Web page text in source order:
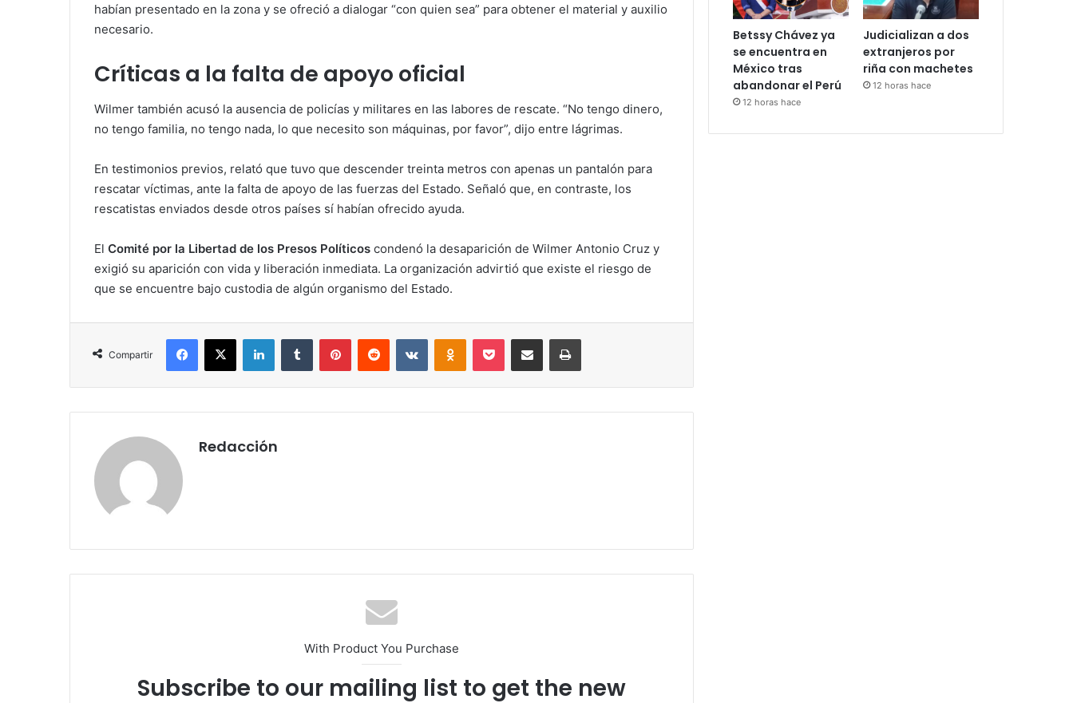
habían presentado en la zona y se ofreció a dialogar “con quien sea” para obtener el material y auxilio
necesario.
Críticas a la falta de apoyo oficial
Wilmer también acusó la ausencia de policías y militares en las labores de rescate. “No tengo dinero,
no tengo familia, no tengo nada, lo que necesito son máquinas, por favor”, dijo entre lágrimas.
En testimonios previos, relató que tuvo que descender treinta metros con apenas un pantalón para
rescatar víctimas, ante la falta de apoyo de las fuerzas del Estado. Señaló que, en contraste, los
rescatistas enviados desde otros países sí habían ofrecido ayuda.
El Comité por la Libertad de los Presos Políticos condenó la desaparición de Wilmer Antonio Cruz y
exigió su aparición con vida y liberación inmediata. La organización advirtió que existe el riesgo de
que se encuentre bajo custodia de algún organismo del Estado.
Compartir
Redacción
With Product You Purchase
Subscribe to our mailing list to get the new
Betssy Chávez ya
se encuentra en
México tras
abandonar el Perú
12 horas hace
Judicializan a dos
extranjeros por
riña con machetes
12 horas hace